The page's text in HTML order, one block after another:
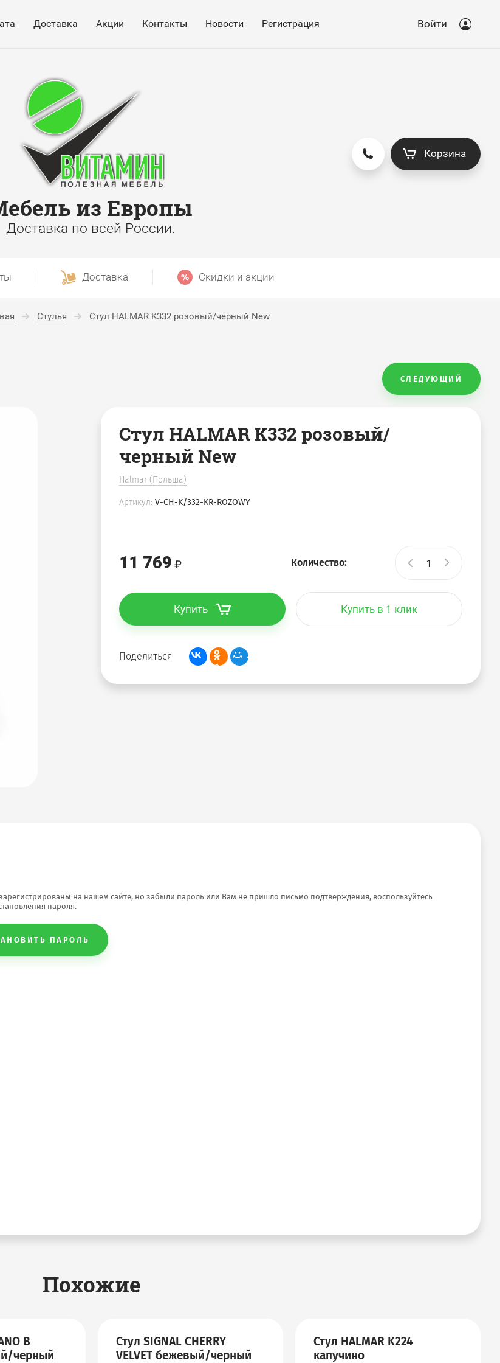
Доставка Акции Контакты Новости Регистрация Войти
из Европы
Доставка по всей России.
Корзина
Доставка Скидки и акции
Стулья Стул HALMAR K332 розовый/черный New
СЛЕДУЮЩИЙ
Стул HALMAR K332 розовый/
черный New
Halmar (Польша)
Артикул: V-CH-K/332-KR-ROZOWY
11 769 Количество:
Купить Купить в 1 клик
Поделиться
на нашем сайте, но забыли пароль или Вам не пришло письмо подтверждения, воспользуйтесь
пароля.
ПАРОЛЬ
Похожие
B
черный
Стул SIGNAL CHERRY
VELVET бежевый/черный
Стул HALMAR K224
капучино